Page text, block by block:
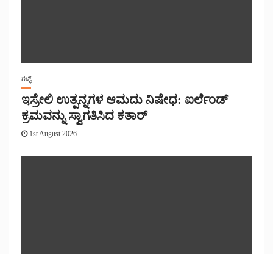
ಗಲ್ಫ್
ಇಸ್ರೇಲಿ ಉತ್ಪನ್ನಗಳ ಆಮದು ನಿಷೇಧ: ಐರ್ಲೆಂಡ್
ಕ್ರಮವನ್ನು ಸ್ವಾಗತಿಸಿದ ಕತಾರ್
1st August 2026